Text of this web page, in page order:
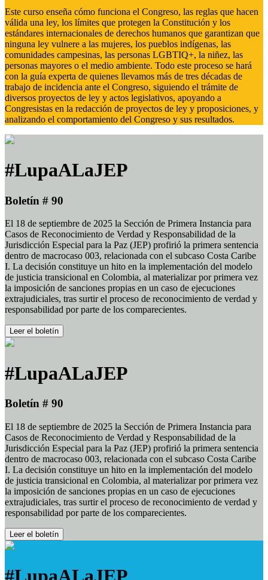
Este curso enseña cómo funciona el Congreso, las reglas que hacen
válida una ley, los límites que protegen la Constitución y los
estándares internacionales de derechos humanos que garantizan que
ninguna ley vulnere a las mujeres, los pueblos indígenas, las
comunidades campesinas, las personas LGBTIQ+, la niñez, las
personas mayores o el medio ambiente. Todo este proceso se hará
con la guía experta de quienes llevamos más de tres décadas de
trabajo de incidencia ante el Congreso, siguiendo el trámite de
diversos proyectos de ley y actos legislativos, apoyando a
Congresistas en la redacción de proyectos de ley y proposiciones, y
analizando el comportamiento del Congreso y sus resultados.
#LupaALaJEP
Boletín # 90
El 18 de septiembre de 2025 la Sección de Primera Instancia para
Casos de Reconocimiento de Verdad y Responsabilidad de la
Jurisdicción Especial para la Paz (JEP) profirió la primera sentencia
dentro de macrocaso 003, relacionada con el subcaso Costa Caribe
I. La decisión constituye un hito en la implementación del modelo
de justicia transicional en Colombia, al materializar por primera vez
la imposición de sanciones propias en un caso de ejecuciones
extrajudiciales, tras surtir el proceso de reconocimiento de verdad y
responsabilidad por parte de los comparecientes.
Leer el boletín
#LupaALaJEP
Boletín # 90
El 18 de septiembre de 2025 la Sección de Primera Instancia para
Casos de Reconocimiento de Verdad y Responsabilidad de la
Jurisdicción Especial para la Paz (JEP) profirió la primera sentencia
dentro de macrocaso 003, relacionada con el subcaso Costa Caribe
I. La decisión constituye un hito en la implementación del modelo
de justicia transicional en Colombia, al materializar por primera vez
la imposición de sanciones propias en un caso de ejecuciones
extrajudiciales, tras surtir el proceso de reconocimiento de verdad y
responsabilidad por parte de los comparecientes.
Leer el boletín